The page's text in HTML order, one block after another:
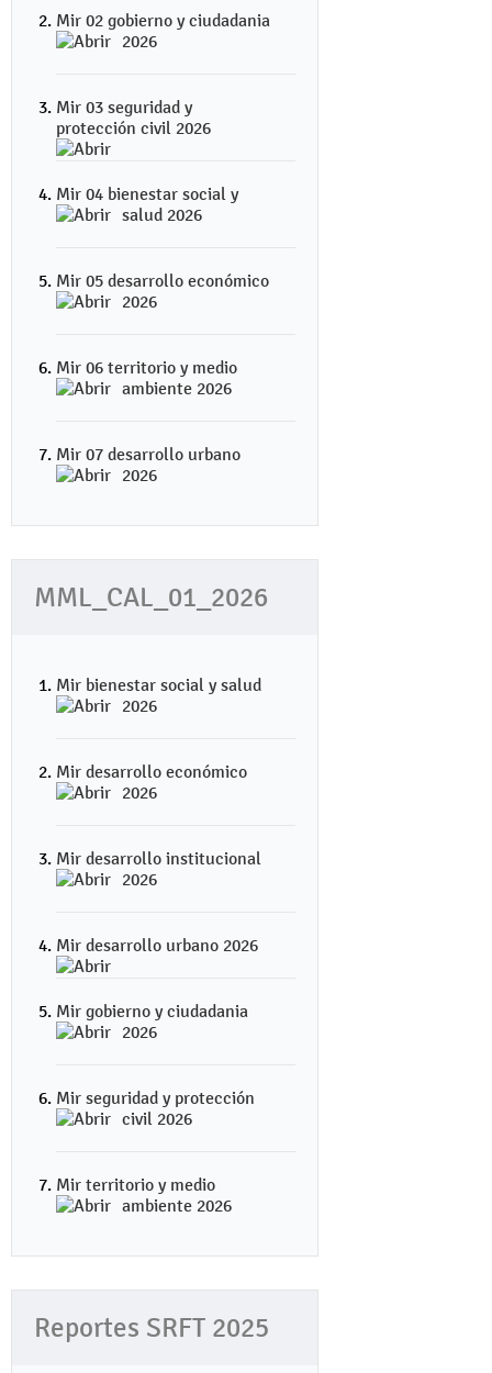
Mir 02 gobierno y ciudadania
2026
Mir 03 seguridad y
protección civil 2026
Mir 04 bienestar social y
salud 2026
Mir 05 desarrollo económico
2026
Mir 06 territorio y medio
ambiente 2026
Mir 07 desarrollo urbano
2026
MML_CAL_01_2026
Mir bienestar social y salud
2026
Mir desarrollo económico
2026
Mir desarrollo institucional
2026
Mir desarrollo urbano 2026
Mir gobierno y ciudadania
2026
Mir seguridad y protección
civil 2026
Mir territorio y medio
ambiente 2026
Reportes SRFT 2025